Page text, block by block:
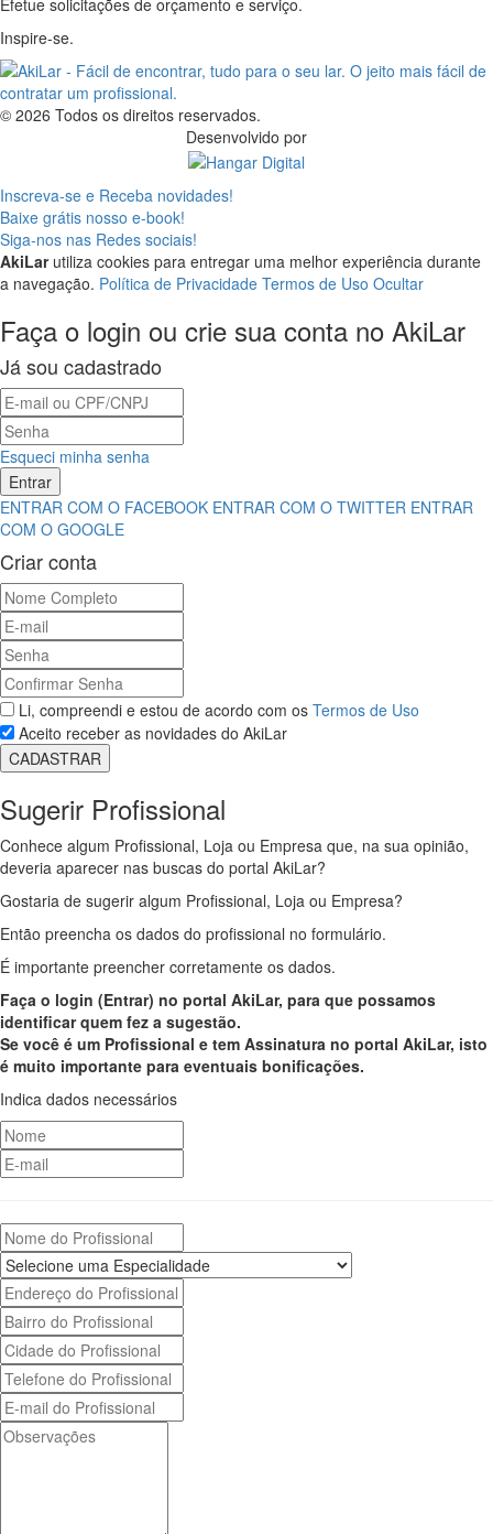
Efetue solicitações de orçamento e serviço.
Inspire-se.
© 2026 Todos os direitos reservados.
Desenvolvido por
Inscreva-se e Receba novidades!
Baixe grátis nosso e-book!
Siga-nos nas Redes sociais!
AkiLarutiliza cookies para entregar uma melhor experiência durante
a navegação. Política de Privacidade Termos de Uso Ocultar
Faça o login ou crie sua conta no AkiLar
Já sou cadastrado
Esqueci minha senha
ENTRAR COM O FACEBOOK ENTRAR COM O TWITTER ENTRAR
COM O GOOGLE
Criar conta
Li, compreendi e estou de acordo com os Termos de Uso
Aceito receber as novidades do AkiLar
Sugerir Profissional
Conhece algum Profissional, Loja ou Empresa que, na sua opinião,
deveria aparecer nas buscas do portal AkiLar?
Gostaria de sugerir algum Profissional, Loja ou Empresa?
Então preencha os dados do profissional no formulário.
É importante preencher corretamente os dados.
Faça o login (Entrar) no portal AkiLar, para que possamos
identificar quem fez a sugestão.
Se você é um Profissional e tem Assinatura no portal AkiLar, isto
é muito importante para eventuais bonificações.
Indica dados necessários